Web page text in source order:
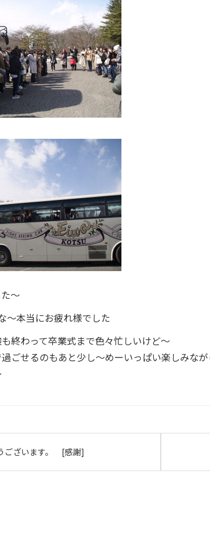
～
～本当にお疲れ様でした
終わって卒業式まで色々忙しいけど～
ごせるのもあと少し～めーいっぱい楽しみなが
ございます。 [感謝]